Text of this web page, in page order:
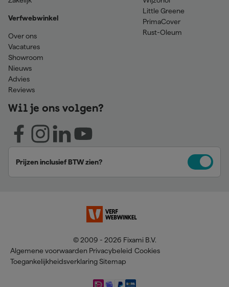
Verfwebwinkel
Over ons
Vacatures
Showroom
Nieuws
Advies
Reviews
Little Greene
PrimaCover
Rust-Oleum
Wil je ons volgen?
Prijzen inclusief BTW zien?
© 2009 - 2026 Fixami B.V.
Algemene voorwaarden Privacybeleid Cookies
Toegankelijkheidsverklaring Sitemap